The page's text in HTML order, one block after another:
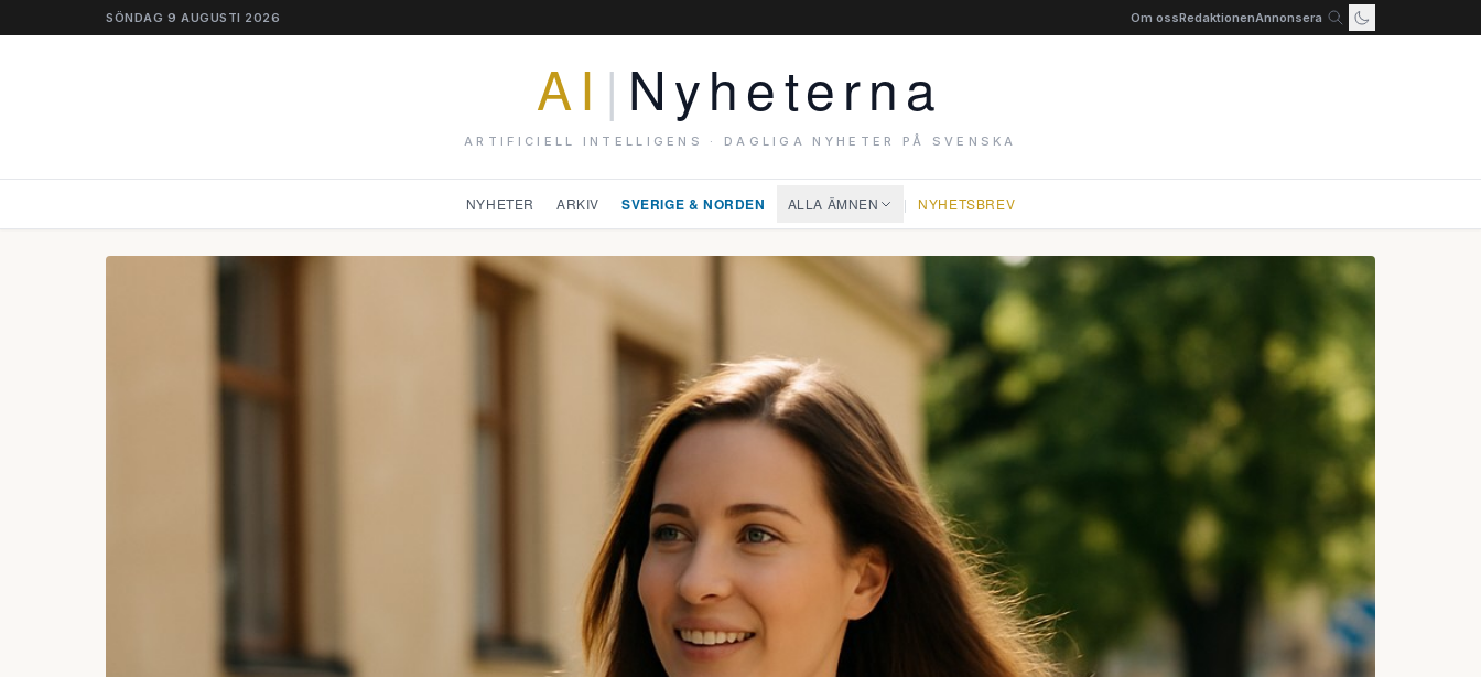
SÖNDAG 9 AUGUSTI 2026 Om ossRedaktionenAnnonsera
AI | Nyheterna
ARTIFICIELL INTELLIGENS · DAGLIGA NYHETER PÅ SVENSKA
NYHETER ARKIV SVERIGE & NORDEN ALLA ÄMNEN | NYHETSBREV